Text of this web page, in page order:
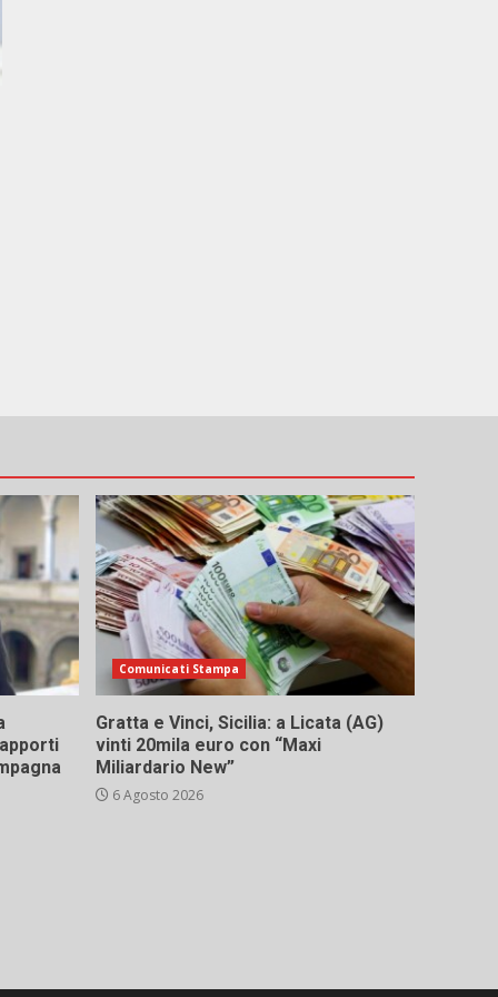
Comunicati Stampa
Gratta e Vinci, Sicilia: a Licata (AG)
vinti 20mila euro con “Maxi
Miliardario New”
6 Agosto 2026